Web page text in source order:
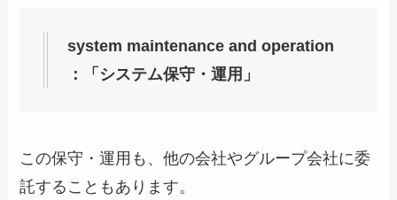
system maintenance and operation
：「システム保守・運用」
この保守・運用も、他の会社やグループ会社に委
託することもあります。